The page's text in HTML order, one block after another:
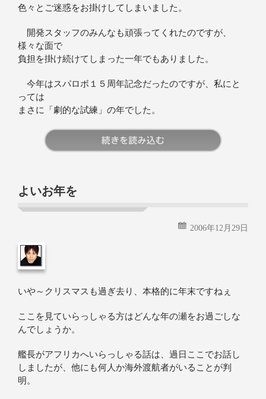
色々とご迷惑をお掛けしてしまいました。
開発スタッフのみんなも頑張ってくれたのですが、
様々な面で
負担を掛け続けてしまった一年でもありました。
今年はスパロボ１５周年記念だったのですが、私にと
っては
まさに「劇的な試練」の年でした。
よいお年を
2006年12月29日
いや～クリスマスも過ぎ去り、本格的に年末ですねぇ
ここを見ていらっしゃる方はどんな年の瀬をお過ごしな
んでしょうか。
艦長がアフリカへいらっしゃる話は、過日ここでお話し
しましたが、他にも何人か海外渡航者がいることが判
明。